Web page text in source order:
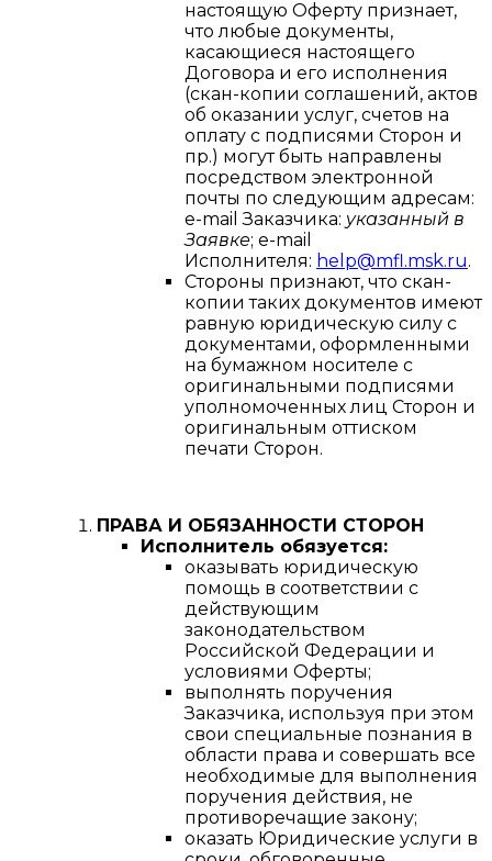
настоящую Оферту признает,
что любые документы,
касающиеся настоящего
Договора и его исполнения
(скан-копии соглашений, актов
об оказании услуг, счетов на
оплату с подписями Сторон и
пр.) могут быть направлены
посредством электронной
почты по следующим адресам:
e-mail Заказчика: указанный в
Заявке; e-mail
Исполнителя: help@mfl.msk.ru.
Стороны признают, что скан-
копии таких документов имеют
равную юридическую силу с
документами, оформленными
на бумажном носителе с
оригинальными подписями
уполномоченных лиц Сторон и
оригинальным оттиском
печати Сторон.
ПРАВА И ОБЯЗАННОСТИ СТОРОН
Исполнитель обязуется:
оказывать юридическую
помощь в соответствии с
действующим
законодательством
Российской Федерации и
условиями Оферты;
выполнять поручения
Заказчика, используя при этом
свои специальные познания в
области права и совершать все
необходимые для выполнения
поручения действия, не
противоречащие закону;
оказать Юридические услуги в